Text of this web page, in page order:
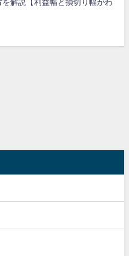
を解説【利益幅と損切り幅がわ